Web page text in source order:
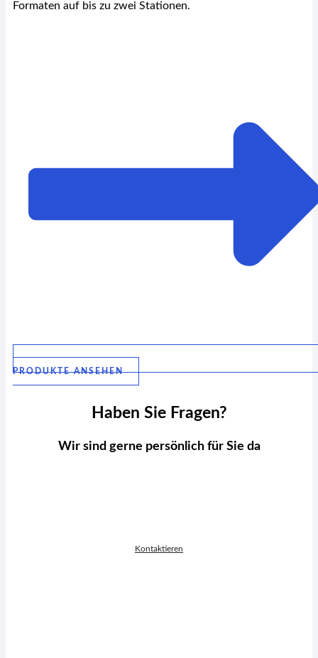
Formaten auf bis zu zwei Stationen.
PRODUKTE ANSEHEN
Haben Sie Fragen?
Wir sind gerne persönlich für Sie da
Kontaktieren